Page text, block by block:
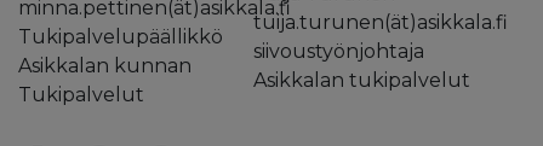
minna.pettinen(ät)asikkala.fi
Tukipalvelupäällikkö
Asikkalan kunnan
Tukipalvelut
tuija.turunen(ät)asikkala.fi
siivoustyönjohtaja
Asikkalan tukipalvelut